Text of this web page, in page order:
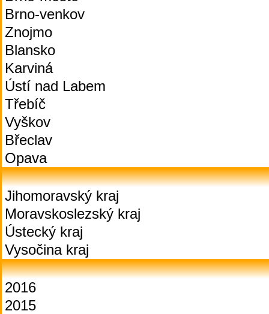
Brno-venkov
Znojmo
Blansko
Karviná
Ústí nad Labem
Třebíč
Vyškov
Břeclav
Opava
Jihomoravský kraj
Moravskoslezský kraj
Ústecký kraj
Vysočina kraj
2016
2015